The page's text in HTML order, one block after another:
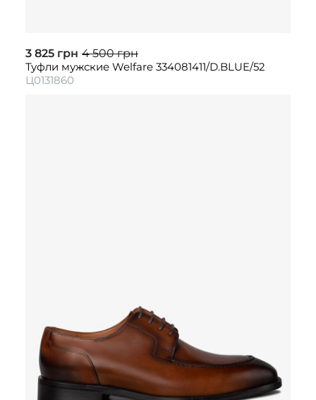
3 825 грн 4 500 грн
Туфли мужские Welfare 334081411/D.BLUE/52
Ц0131860